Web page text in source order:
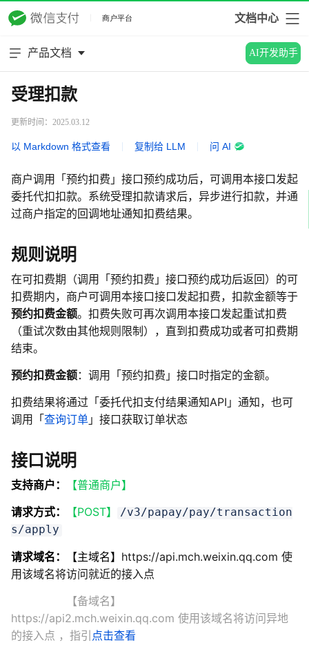
文档中心
产品文档 AI开发助手
受理扣款
更新时间：2025.03.12
以 Markdown 格式查看 复制给 LLM 问 AI
商户调用「预约扣费」接口预约成功后，可调用本接口发起
委托代扣扣款。系统受理扣款请求后，异步进行扣款，并通
过商户指定的回调地址通知扣费结果。
规则说明
在可扣费期（调用「预约扣费」接口预约成功后返回）的可
扣费期内，商户可调用本接口接口发起扣费，扣款金额等于
预约扣费金额。扣费失败可再次调用本接口发起重试扣费
（重试次数由其他规则限制），直到扣费成功或者可扣费期
结束。
预约扣费金额：调用「预约扣费」接口时指定的金额。
扣费结果将通过「委托代扣支付结果通知API」通知，也可
调用「查询订单 」接口获取订单状态
接口说明
支持商户：
【普通商户】
请求方式：
【POST】
/v3/papay/pay/transaction
s/apply
请求域名： 【主域名】 https://api.mch.weixin.qq.com 使
用该域名将访问就近的接入点
【备域名】
https://api2.mch.weixin.qq.com 使用该域名将访问异地
的接入点 ，指引 点击查看